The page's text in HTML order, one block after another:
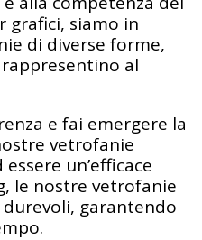
grafici, siamo in
di diverse forme,
al
e fai emergere la
vetrofanie
un’efficace
le nostre vetrofanie
garantendo